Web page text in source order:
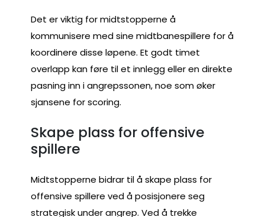
Det er viktig for midtstopperne å
kommunisere med sine midtbanespillere for å
koordinere disse løpene. Et godt timet
overlapp kan føre til et innlegg eller en direkte
pasning inn i angrepssonen, noe som øker
sjansene for scoring.
Skape plass for offensive
spillere
Midtstopperne bidrar til å skape plass for
offensive spillere ved å posisjonere seg
strategisk under angrep. Ved å trekke